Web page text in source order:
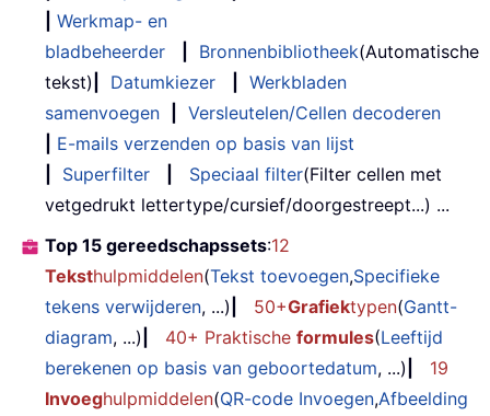
Werkmap- en
bladbeheerder
Bronnenbibliotheek(Automatische
tekst)
Datumkiezer
Werkbladen
samenvoegen
Versleutelen/Cellen decoderen
E-mails verzenden op basis van lijst
Superfilter Speciaal filter(Filter cellen met
vetgedrukt lettertype/cursief/doorgestreept...) ...
Top 15 gereedschapssets:12
Teksthulpmiddelen(Tekst toevoegen,Specifieke
tekens verwijderen, ...) 50+Grafiektypen(Gantt-
diagram, ...) 40+ Praktische formules(Leeftijd
berekenen op basis van geboortedatum, ...)
19
Invoeghulpmiddelen(QR-code Invoegen,Afbeelding